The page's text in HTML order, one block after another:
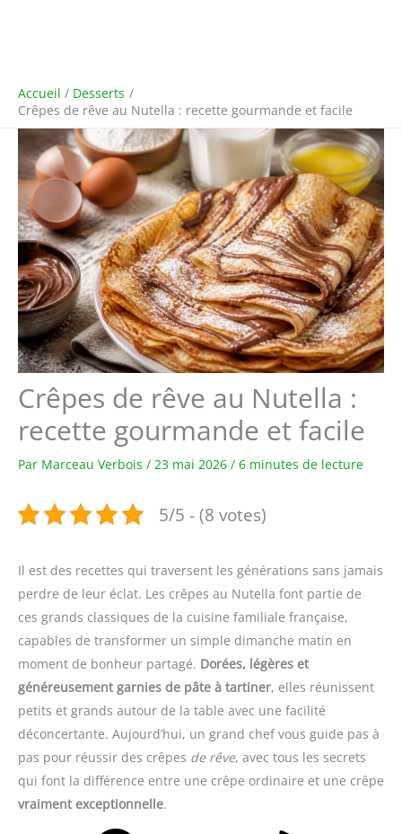
Accueil
Desserts
Crêpes de rêve au Nutella : recette gourmande et facile
Crêpes de rêve au Nutella :
recette gourmande et facile
Par Marceau Verbois / 23 mai 2026 / 6 minutes de lecture
5/5 - (8 votes)
Il est des recettes qui traversent les générations sans jamais
perdre de leur éclat. Les crêpes au Nutella font partie de
ces grands classiques de la cuisine familiale française,
capables de transformer un simple dimanche matin en
moment de bonheur partagé. Dorées, légères et
généreusement garnies de pâte à tartiner, elles réunissent
petits et grands autour de la table avec une facilité
déconcertante. Aujourd’hui, un grand chef vous guide pas à
pas pour réussir des crêpes de rêve, avec tous les secrets
qui font la différence entre une crêpe ordinaire et une crêpe
vraiment exceptionnelle.